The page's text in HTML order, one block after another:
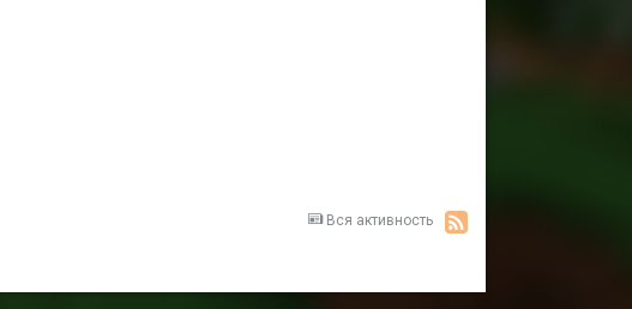
Вся активность